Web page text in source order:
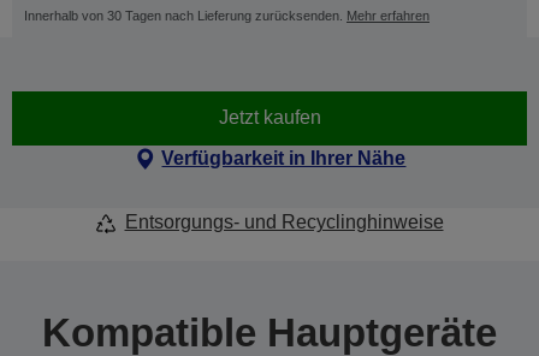
Innerhalb von 30 Tagen nach Lieferung zurücksenden. Mehr erfahren
Jetzt kaufen
Verfügbarkeit in Ihrer Nähe
Entsorgungs- und Recyclinghinweise
Kompatible Hauptgeräte